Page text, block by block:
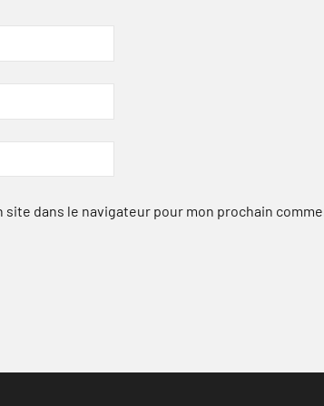
dans le navigateur pour mon prochain